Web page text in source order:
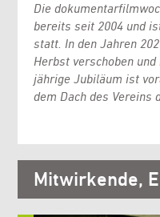
Die
bereits seit 2004 und
statt. In den Jahren
Herbst verschoben
jährige Jubiläum ist
dem Dach des Vereins
Mitwirkende,